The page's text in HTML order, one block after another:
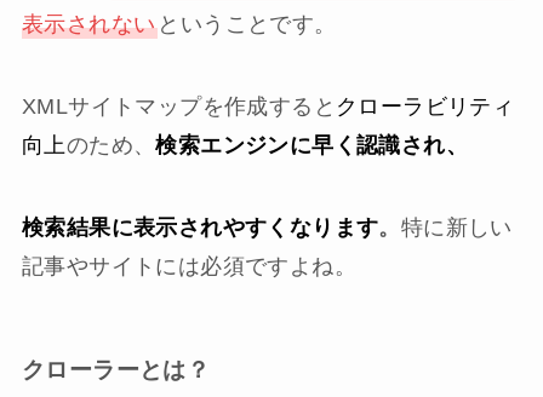
表示されない ということです。
XMLサイトマップを作成すると クローラビリティ
向上のため、検索エンジンに早く認識され、
検索結果に表示されやすくなります。 特に新しい
記事やサイトには必須ですよね。
クローラーとは？